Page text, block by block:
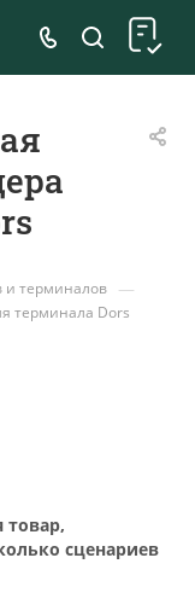
и терминалов —
терминала Dors
сценариев